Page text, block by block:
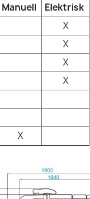
Manuell
Elektrisk
X
X
X
X
X